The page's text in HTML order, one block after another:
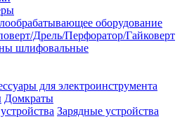
оборудование
Дрель/Перфоратор/Гайковерт
шлифовальные
для электроинструмента
Домкраты
Зарядные устройства